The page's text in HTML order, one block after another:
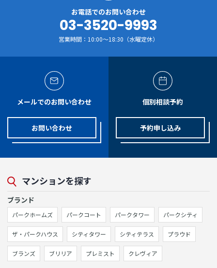
お電話でのお問い合わせ
03-3520-9993
営業時間：10:00～18:30（水曜定休）
メールでのお問い合わせ
お問い合わせ
個別相談予約
予約申し込み
マンションを探す
ブランド
パークホームズ パークコート パークタワー パークシティ
ザ・パークハウス シティタワー シティテラス プラウド
ブランズ ブリリア プレミスト クレヴィア